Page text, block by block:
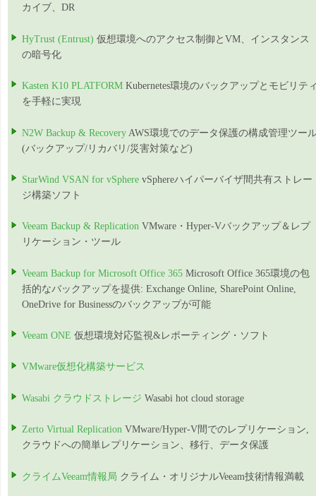
カイブ、DR
HyTrust (Entrust) 仮想環境へのアクセス制御とVM、インスタンス
の暗号化
Kasten K10 PLATFORM Kubernetes環境のバックアップとモビリテ
を手軽に実現
N2W Backup & Recovery AWS環境でのデータ保護の構成管理ツー
(バックアップ/リカバリ/災害対策など)
StarWind VSAN for vSphere vSphereハイパーバイザ間共有ストレー
ジ構築ソフト
Veeam Backup & Replication VMware・Hyper-Vバックアップ＆レプ
リケーション・ツール
Veeam Backup for Microsoft Office 365 Microsoft Office 365環境の包
括的なバックアップを提供: Exchange Online, SharePoint Online,
OneDrive for Businessのバックアップが可能
Veeam ONE 仮想環境対応監視&レポーティング・ソフト
VMware仮想化構築サービス
Wasabi クラウドストレージ Wasabi hot cloud storage
Zerto Virtual Replication VMware/Hyper-V間でのレプリケーション,
クラウドへの簡単レプリケーション、移行、データ保護
クライムVeeam情報局 クライム・オリジナルVeeam技術情報満載